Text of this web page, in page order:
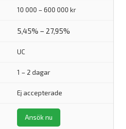
10 000 – 600 000 kr
5,45% – 27,95%
UC
1 – 2 dagar
Ej accepterade
Ansök nu